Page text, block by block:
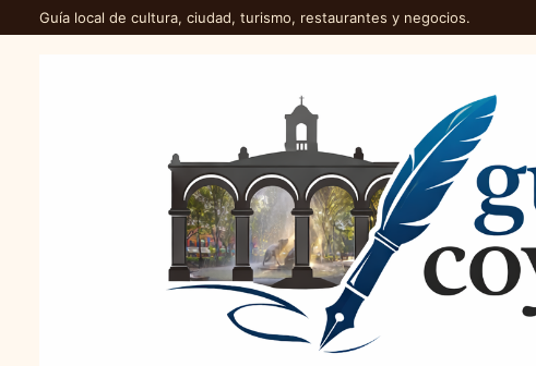
Guía local de cultura, ciudad, turismo, restaurantes y negocios.